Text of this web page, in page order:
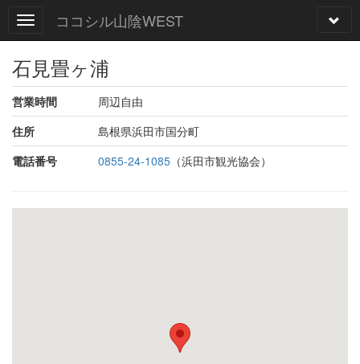
ココシル山陰WEST
石見畳ヶ浦
営業時間
周辺自由
住所
島根県浜田市国分町
電話番号
0855-24-1085 （浜田市観光協会）